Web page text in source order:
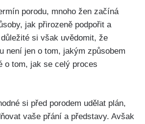
porodu, mnoho žen začíná
jak ⁤přirozeně ‍podpořit a
si však uvědomit, že
není⁢ jen o tom, jakým způsobem
o tom, ⁤jak se celý ​proces
si před⁤ porodem udělat ‌plán,⁤
⁣vaše přání a⁣ představy. Avšak